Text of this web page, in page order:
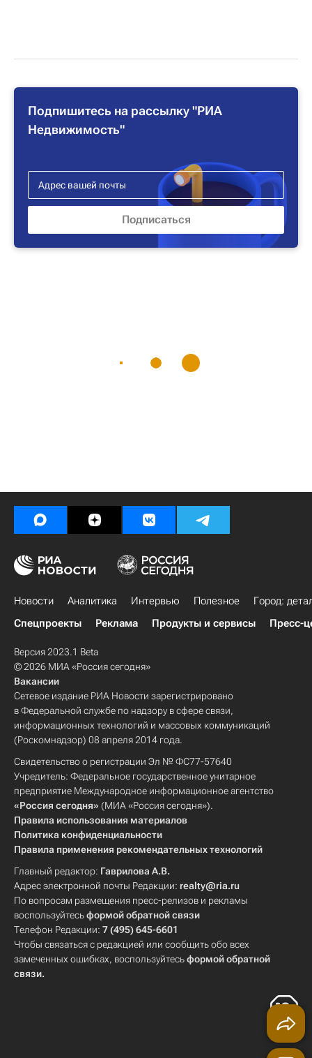
Подпишитесь на рассылку "РИА
Недвижимость"
Новости Аналитика Интервью Полезное
Город:
Спецпроекты
Реклама Продукты и сервисы Пресс-
Версия 2023.1 Beta
© 2026 МИА «Россия сегодня»
Вакансии
Сетевое издание РИА Новости зарегистрировано
в Федеральной службе по надзору в сфере связи,
информационных технологий и массовых коммуникаций
(Роскомнадзор) 08 апреля 2014 года.
Свидетельство о регистрации Эл № ФС77-57640
Учредитель: Федеральное государственное унитарное
предприятие Международное информационное агентство
«Россия сегодня» (МИА «Россия сегодня»).
Правила использования материалов
Политика конфиденциальности
Правила применения рекомендательных технологий
Главный редактор: Гаврилова А.В.
Адрес электронной почты Редакции: realty@ria.ru
По вопросам размещения пресс-релизов и рекламы
воспользуйтесьформой обратной связи
Телефон Редакции: 7 (495) 645-6601
Чтобы связаться с редакцией или сообщить обо всех
замеченных ошибках, воспользуйтесьформой обратной
связи.